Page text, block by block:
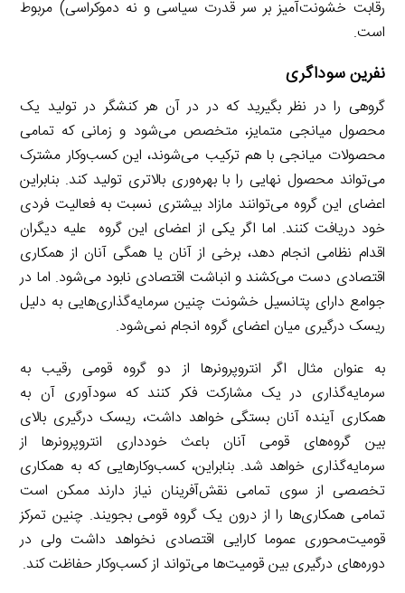
رقابت خشونت‌آمیز بر سر قدرت سیاسی و نه دموکراسی) مربوط
است.
نفرین سوداگری
گروهی را در نظر بگیرید که در در آن هر کنشگر در تولید یک
محصول میانجی متمایز، متخصص می‌شود و زمانی که تمامی
محصولات میانجی با هم ترکیب می‌شوند، این کسب‌وکار مشترک
می‌تواند محصول نهایی را با بهره‌وری بالاتری تولید کند. بنابراین
اعضای این گروه می‌توانند مازاد بیشتری نسبت به فعالیت فردی
خود دریافت کنند. اما اگر یکی از اعضای این گروه علیه دیگران
اقدام نظامی انجام دهد، برخی از آنان یا همگی آنان از همکاری
اقتصادی دست می‌کشند و انباشت اقتصادی نابود می‌شود. اما در
جوامع دارای پتانسیل خشونت چنین سرمایه‌گذاری‌هایی به دلیل
ریسک درگیری میان اعضای گروه انجام نمی‌شود.
به عنوان مثال اگر انتروپرونرها از دو گروه قومی رقیب به
سرمایه‌گذاری در یک مشارکت فکر کنند که سودآوری آن به
همکاری آینده آنان بستگی خواهد داشت، ریسک درگیری بالای
بین گروه‌های قومی آنان باعث خودداری انتروپرونرها از
سرمایه‌گذاری خواهد شد. بنابراین، کسب‌وکارهایی که به همکاری
تخصصی از سوی تمامی نقش‌آفرینان نیاز دارند ممکن است
تمامی همکاری‌ها را از درون یک گروه قومی بجویند. چنین تمرکز
قومیت‌محوری عموما کارایی اقتصادی نخواهد داشت ولی در
دوره‌های درگیری بین قومیت‌ها می‌تواند از کسب‌وکار حفاظت کند.